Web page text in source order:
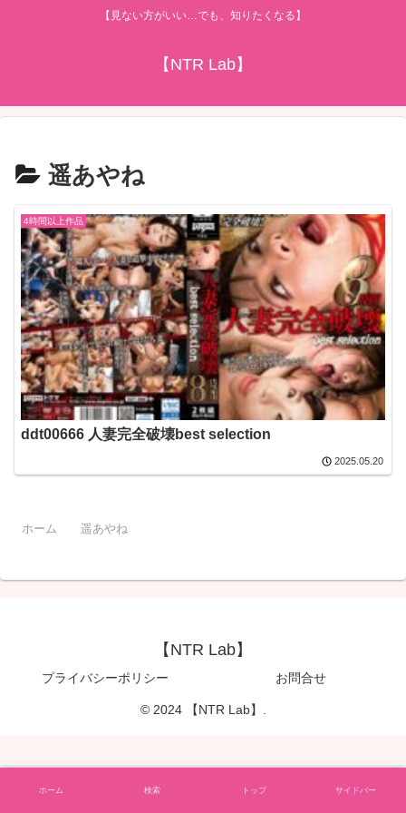
【見ない方がいい…でも、知りたくなる】
【NTR Lab】
遥あやね
4時間以上作品
ddt00666 人妻完全破壊best selection
2025.05.20
ホーム 遥あやね
【NTR Lab】
プライバシーポリシー お問合せ
© 2024 【NTR Lab】.
ホーム 検索 トップ サイドバー